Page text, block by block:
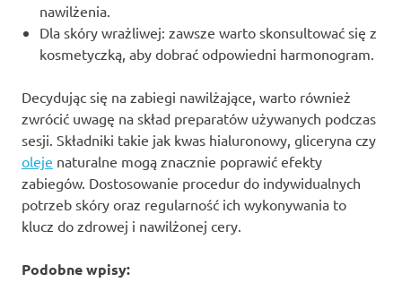
nawilżenia.
Dla skóry wrażliwej: zawsze warto skonsultować się z
kosmetyczką, aby dobrać odpowiedni harmonogram.
Decydując się na zabiegi nawilżające, warto również
zwrócić uwagę na skład preparatów używanych podczas
sesji. Składniki takie jak kwas hialuronowy, gliceryna czy
oleje naturalne mogą znacznie poprawić efekty
zabiegów. Dostosowanie procedur do indywidualnych
potrzeb skóry oraz regularność ich wykonywania to
klucz do zdrowej i nawilżonej cery.
Podobne wpisy: